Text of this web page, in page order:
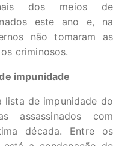
dos meios de
este ano e, na
não tomaram as
criminosos.
impunidade
lista de impunidade do
assassinados com
década. Entre os